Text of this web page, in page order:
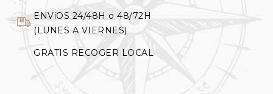
ENVíOS 24/48H o 48/72H
(LUNES A VIERNES)
GRATIS RECOGER LOCAL